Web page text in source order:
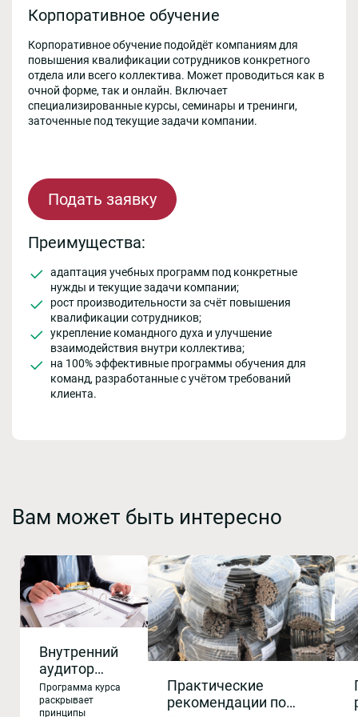
Корпоративное обучение
Корпоративное обучение подойдёт компаниям для
повышения квалификации сотрудников конкретного
отдела или всего коллектива. Может проводиться как в
очной форме, так и онлайн. Включает
специализированные курсы, семинары и тренинги,
заточенные под текущие задачи компании.
Подать заявку
Преимущества:
адаптация учебных программ под конкретные
нужды и текущие задачи компании;
рост производительности за счёт повышения
квалификации сотрудников;
укрепление командного духа и улучшение
взаимодействия внутри коллектива;
на 100% эффективные программы обучения для
команд, разработанные с учётом требований
клиента.
Вам может быть интересно
Внутренний
аудитор
СМК (ГОСТ Р
ИСО 9001-
Программа курса
раскрывает
принципы
Практические
рекомендации по